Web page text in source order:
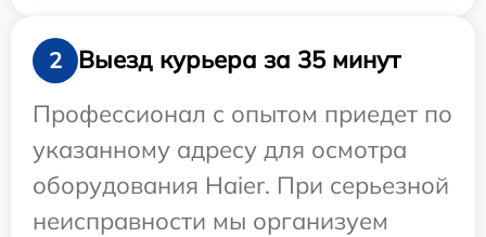
2
Выезд курьера за 35 минут
Профессионал с опытом приедет по
указанному адресу для осмотра
оборудования Haier. При серьезной
неисправности мы организуем